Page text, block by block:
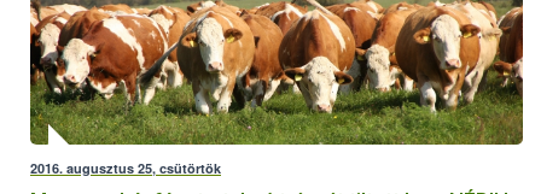
2016. augusztus 25, csütörtök